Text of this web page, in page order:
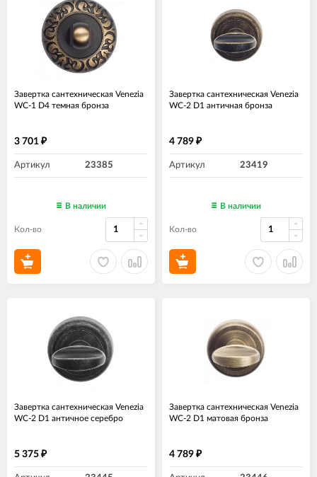
Завертка сантехническая Venezia
WC-1 D4 темная бронза
3 701 ₽
Артикул 23385
В наличии
Кол-во
Завертка сантехническая Venezia
WC-2 D1 античная бронза
4 789 ₽
Артикул 23419
В наличии
Кол-во
Завертка сантехническая Venezia
WC-2 D1 античное серебро
5 375 ₽
Завертка сантехническая Venezia
WC-2 D1 матовая бронза
4 789 ₽